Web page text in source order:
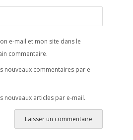
e-mail et mon site dans le
commentaire.
nouveaux commentaires par e-
nouveaux articles par e-mail.